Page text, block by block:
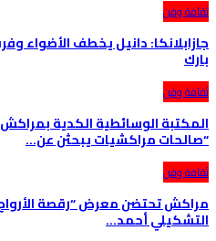
ثقافة وفن
بارك
ثقافة وفن
المكتبة الوسائطية الكدية
“صالحات مراكشيات يبحثن عن…
ثقافة وفن
مراكش تحتضن معرض “رقصة الأرواح
التشكيلي أحمد…